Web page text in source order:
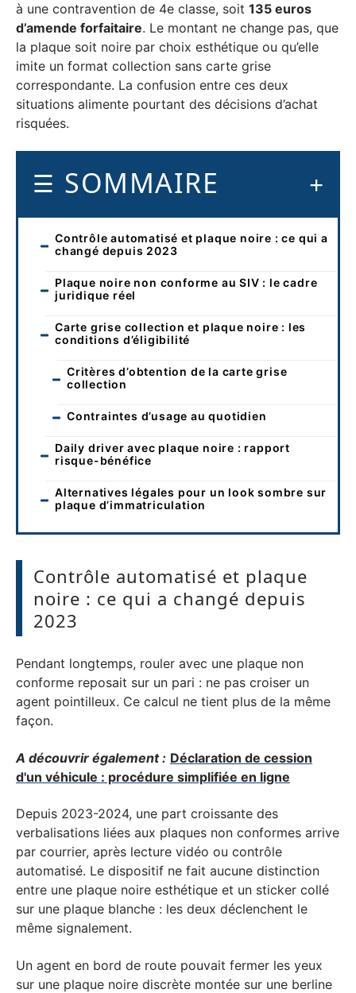
à une contravention de 4e classe, soit 135 euros
d’amende forfaitaire. Le montant ne change pas, que
la plaque soit noire par choix esthétique ou qu’elle
imite un format collection sans carte grise
correspondante. La confusion entre ces deux
situations alimente pourtant des décisions d’achat
risquées.
SOMMAIRE
Contrôle automatisé et plaque noire : ce qui a
changé depuis 2023
Plaque noire non conforme au SIV : le cadre
juridique réel
Carte grise collection et plaque noire : les
conditions d’éligibilité
Critères d’obtention de la carte grise
collection
Contraintes d’usage au quotidien
Daily driver avec plaque noire : rapport
risque-bénéfice
Alternatives légales pour un look sombre sur
plaque d’immatriculation
Contrôle automatisé et plaque
noire : ce qui a changé depuis
2023
Pendant longtemps, rouler avec une plaque non
conforme reposait sur un pari : ne pas croiser un
agent pointilleux. Ce calcul ne tient plus de la même
façon.
A découvrir également : Déclaration de cession
d'un véhicule : procédure simplifiée en ligne
Depuis 2023-2024, une part croissante des
verbalisations liées aux plaques non conformes arrive
par courrier, après lecture vidéo ou contrôle
automatisé. Le dispositif ne fait aucune distinction
entre une plaque noire esthétique et un sticker collé
sur une plaque blanche : les deux déclenchent le
même signalement.
Un agent en bord de route pouvait fermer les yeux
sur une plaque noire discrète montée sur une berline